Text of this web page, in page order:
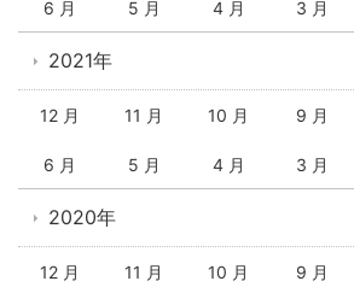
6 月 5 月 4 月 3 月
2021年
12 月 11 月 10 月 9 月
6 月 5 月 4 月 3 月
2020年
12 月 11 月 10 月 9 月